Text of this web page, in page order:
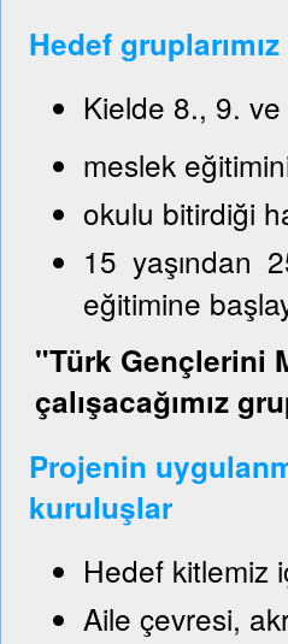
Hedef gruplarımız
Kielde 8., 9.
meslek
okulu bitirdiği
15 yaşından
eğitimine
"Türk Gençlerini
çalışacağımız
Projenin
kuruluşlar
Hedef kitlemiz
Aile çevresi,